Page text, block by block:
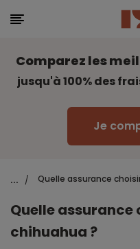
Comparez les
jusqu'à 100% des
Je
... / Quelle assurance
Quelle assurance
chihuahua ?